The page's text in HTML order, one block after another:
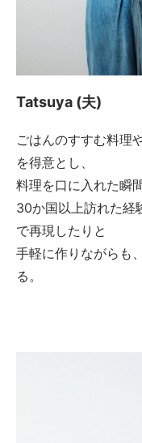
Tatsuya (夫)
ごはんのすすむ料理
を得意とし、
料理を口に入れた瞬
30か国以上訪れた経
で再現したりと
手軽に作りながらも
る。